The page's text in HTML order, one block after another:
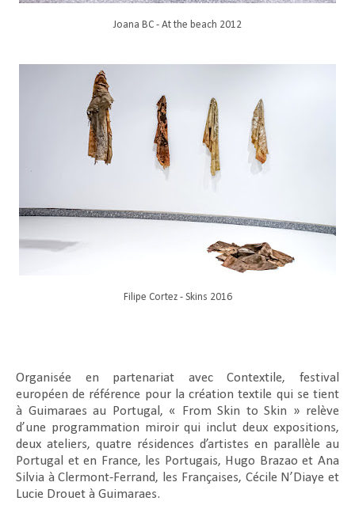
Joana BC - At the beach 2012
Filipe Cortez - Skins 2016
Organisée en partenariat avec Contextile, festival
européen de référence pour la création textile qui se tient
à Guimaraes au Portugal, « From Skin to Skin » relève
d’une programmation miroir qui inclut deux expositions,
deux ateliers, quatre résidences d’artistes en parallèle au
Portugal et en France, les Portugais, Hugo Brazao et Ana
Silvia à Clermont-Ferrand, les Françaises, Cécile N’Diaye et
Lucie Drouet à Guimaraes.